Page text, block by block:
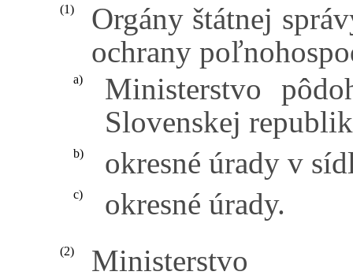
(1)
Orgány štátnej
ochrany
a)
Ministerstvo
Slovenskej
b) okresné úrady v
c) okresné úrady.
(2) Ministerstvo